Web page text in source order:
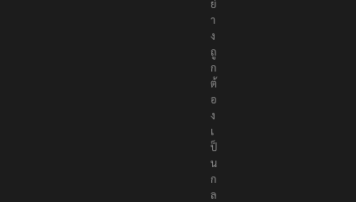
ย่
า
ง
ถู
ก
ต้
อ
ง
เ
ป็
น
ก
ล